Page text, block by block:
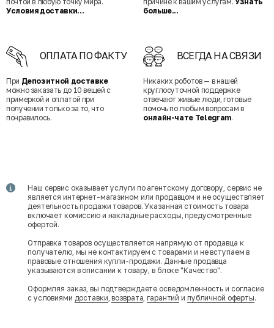
Условия доставки...
больше...
ОПЛАТА ПО ФАКТУ
При Депозитной доставке
можно заказать до 10 вещей с
примеркой и оплатой при
получении только за то, что
понравилось.
ВСЕГДА НА СВЯЗИ
Никаких роботов — в нашей
круглосуточной поддержке
отвечают живые люди, готовые
помочь по любым вопросам в
онлайн-чате Telegram.
Наш сервис оказывает услуги по агентскому договору, сервис не
является интернет-магазином или продавцом и не осуществляет
деятельность продажи товаров. Указанная стоимость товара
включает комиссию и накладные расходы, предусмотренные
офертой.
Отправка товаров осуществляется напрямую от продавца к
получателю, мы не контактируем с товарами и не вступаем в
правовые отношения купли-продажи. Данные продавца
указываются в описании к товару, в блоке "Качество".
Оформляя заказ, вы подтверждаете осведомленность и согласие
с условиями доставки,возврата,гарантий и публичной оферты.